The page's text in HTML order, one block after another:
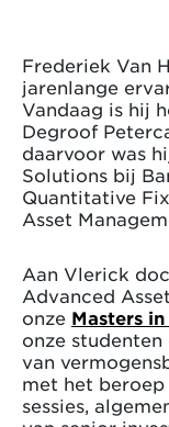
Frederiek Van
jarenlange
Vandaag is hij
Degroof
daarvoor was
Solutions bij
Quantitative
Asset
Aan Vlerick
Advanced
onze Masters
onze
van
met het
sessies,